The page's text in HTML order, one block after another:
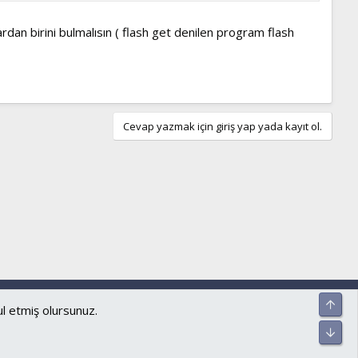
birini bulmalısın ( flash get denilen program flash
Cevap yazmak için giriş yap yada kayıt ol.
R
S
etmiş olursunuz.
Üst
Alt